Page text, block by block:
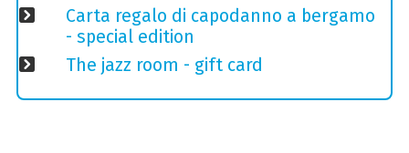
Carta regalo di capodanno a bergamo
- special edition
The jazz room - gift card